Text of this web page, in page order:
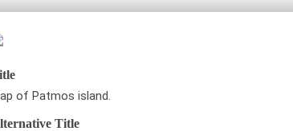
of Patmos island.
Title